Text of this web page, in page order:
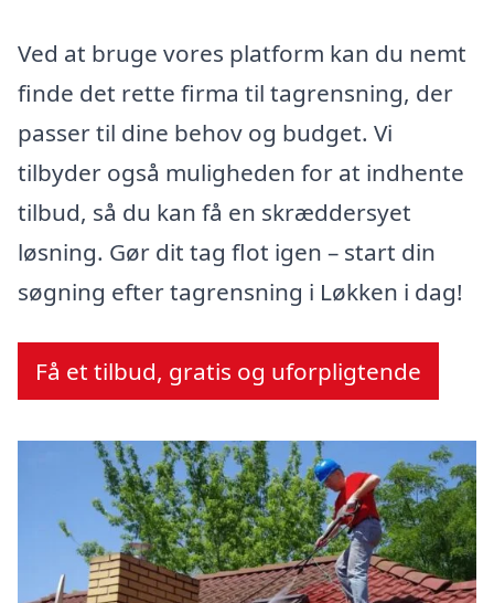
Ved at bruge vores platform kan du nemt
finde det rette firma til tagrensning, der
passer til dine behov og budget. Vi
tilbyder også muligheden for at indhente
tilbud, så du kan få en skræddersyet
løsning. Gør dit tag flot igen – start din
søgning efter tagrensning i Løkken i dag!
Få et tilbud, gratis og uforpligtende